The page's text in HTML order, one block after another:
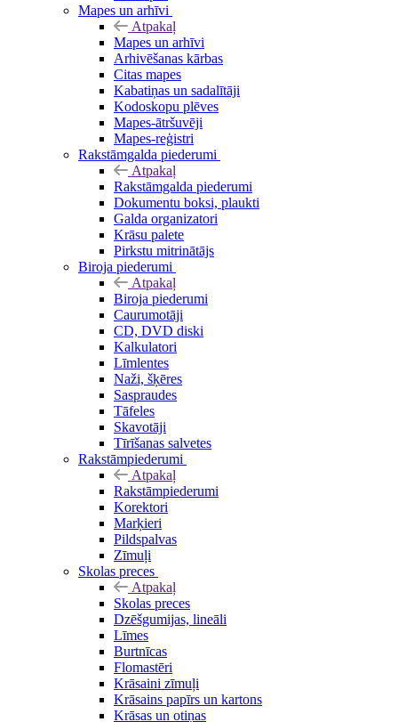
Mapes un arhīvi
Atpakaļ
Mapes un arhīvi
Arhivēšanas kārbas
Citas mapes
Kabatiņas un sadalītāji
Kodoskopu plēves
Mapes-ātršuvēji
Mapes-reģistri
Rakstāmgalda piederumi
Atpakaļ
Rakstāmgalda piederumi
Dokumentu boksi, plaukti
Galda organizatori
Krāsu palete
Pirkstu mitrinātājs
Biroja piederumi
Atpakaļ
Biroja piederumi
Caurumotāji
CD, DVD diski
Kalkulatori
Līmlentes
Naži, šķēres
Saspraudes
Tāfeles
Skavotāji
Tīrīšanas salvetes
Rakstāmpiederumi
Atpakaļ
Rakstāmpiederumi
Korektori
Marķieri
Pildspalvas
Zīmuļi
Skolas preces
Atpakaļ
Skolas preces
Dzēšgumijas, lineāli
Līmes
Burtnīcas
Flomastēri
Krāsaini zīmuļi
Krāsains papīrs un kartons
Krāsas un otiņas